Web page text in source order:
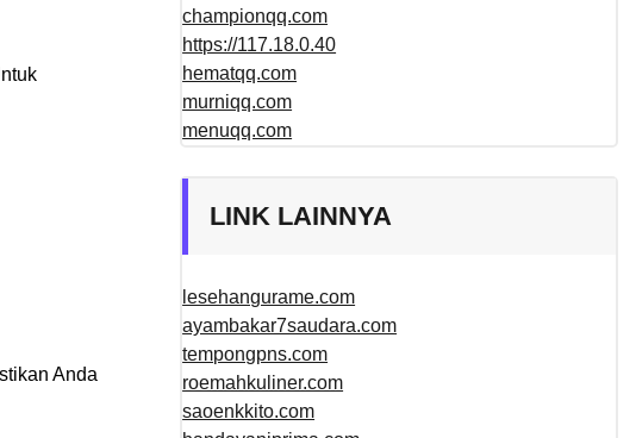
Anda
championqq.com
https://117.18.0.40
hematqq.com
murniqq.com
menuqq.com
LINK LAINNYA
lesehangurame.com
ayambakar7saudara.com
tempongpns.com
roemahkuliner.com
saoenkkito.com